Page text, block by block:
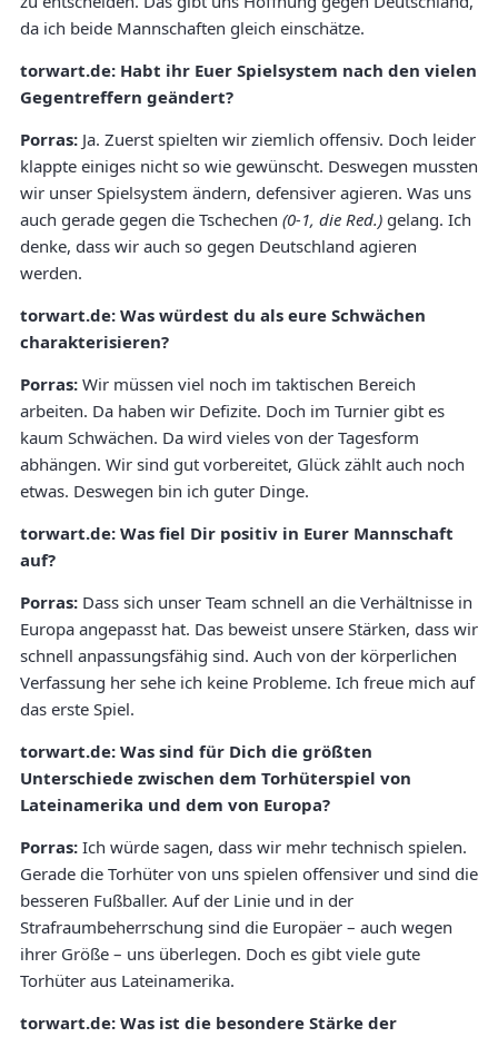
da ich beide Mannschaften gleich einschätze.
torwart.de: Habt ihr Euer Spielsystem nach den vielen
Gegentreffern geändert?
Porras: Ja. Zuerst spielten wir ziemlich offensiv. Doch leider
klappte einiges nicht so wie gewünscht. Deswegen mussten
wir unser Spielsystem ändern, defensiver agieren. Was uns
auch gerade gegen die Tschechen (0-1, die Red.) gelang. Ich
denke, dass wir auch so gegen Deutschland agieren
werden.
torwart.de: Was würdest du als eure Schwächen
charakterisieren?
Porras: Wir müssen viel noch im taktischen Bereich
arbeiten. Da haben wir Defizite. Doch im Turnier gibt es
kaum Schwächen. Da wird vieles von der Tagesform
abhängen. Wir sind gut vorbereitet, Glück zählt auch noch
etwas. Deswegen bin ich guter Dinge.
torwart.de: Was fiel Dir positiv in Eurer Mannschaft
auf?
Porras: Dass sich unser Team schnell an die Verhältnisse in
Europa angepasst hat. Das beweist unsere Stärken, dass wir
schnell anpassungsfähig sind. Auch von der körperlichen
Verfassung her sehe ich keine Probleme. Ich freue mich auf
das erste Spiel.
torwart.de: Was sind für Dich die größten
Unterschiede zwischen dem Torhüterspiel von
Lateinamerika und dem von Europa?
Porras: Ich würde sagen, dass wir mehr technisch spielen.
Gerade die Torhüter von uns spielen offensiver und sind die
besseren Fußballer. Auf der Linie und in der
Strafraumbeherrschung sind die Europäer – auch wegen
ihrer Größe – uns überlegen. Doch es gibt viele gute
Torhüter aus Lateinamerika.
torwart.de: Was ist die besondere Stärke der